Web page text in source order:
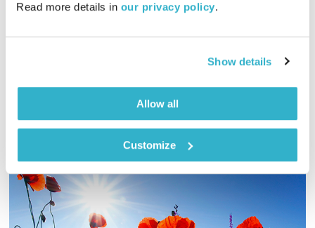
Read more details in our privacy policy.
Show details
Allow all
Customize
של גלית גורא-עיני
אודיו